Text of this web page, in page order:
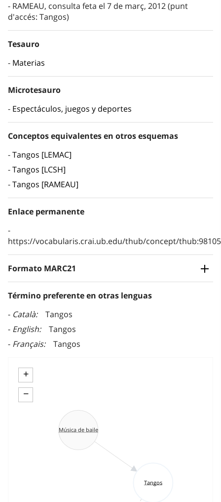
RAMEAU, consulta feta el 7 de març, 2012 (punt
d'accés: Tangos)
Tesauro
Materias
Microtesauro
Espectáculos, juegos y deportes
Conceptos equivalentes en otros esquemas
Tangos [LEMAC]
Tangos [LCSH]
Tangos [RAMEAU]
Enlace permanente
https://vocabularis.crai.ub.edu/thub/concept/
Formato MARC21
Término preferente en otras lenguas
Català
Tangos
English
Tangos
Français
Tangos
+
−
Tangos
Música de baile